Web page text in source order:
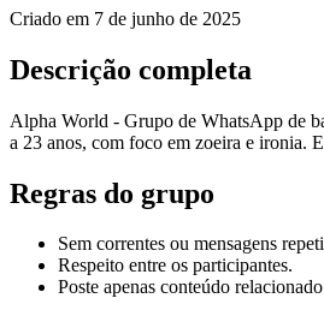
Criado em 7 de junho de 2025
Descrição completa
Alpha World - Grupo de WhatsApp de
a 23 anos, com foco em zoeira e ironia.
Regras do grupo
Sem correntes ou mensagens
Respeito entre os participantes.
Poste apenas conteúdo